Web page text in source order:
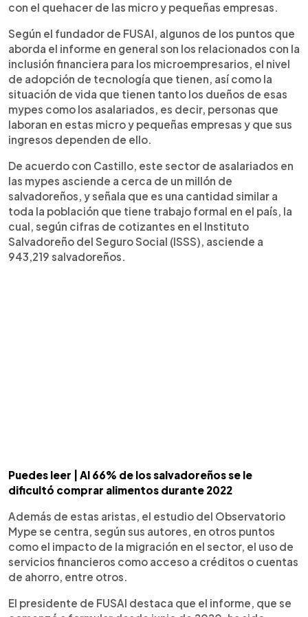
con el quehacer de las micro y pequeñas empresas.
Según el fundador de FUSAI, algunos de los puntos que
aborda el informe en general son los relacionados con la
inclusión financiera para los microempresarios, el nivel
de adopción de tecnología que tienen, así como la
situación de vida que tienen tanto los dueños de esas
mypes como los asalariados, es decir, personas que
laboran en estas micro y pequeñas empresas y que sus
ingresos dependen de ello.
De acuerdo con Castillo, este sector de asalariados en
las mypes asciende a cerca de un millón de
salvadoreños, y señala que es una cantidad similar a
toda la población que tiene trabajo formal en el país, la
cual, según cifras de cotizantes en el Instituto
Salvadoreño del Seguro Social (ISSS), asciende a
943,219 salvadoreños.
Puedes leer | Al 66% de los salvadoreños se le
dificultó comprar alimentos durante 2022
Además de estas aristas, el estudio del Observatorio
Mype se centra, según sus autores, en otros puntos
como el impacto de la migración en el sector, el uso de
servicios financieros como acceso a créditos o cuentas
de ahorro, entre otros.
El presidente de FUSAI destaca que el informe, que se